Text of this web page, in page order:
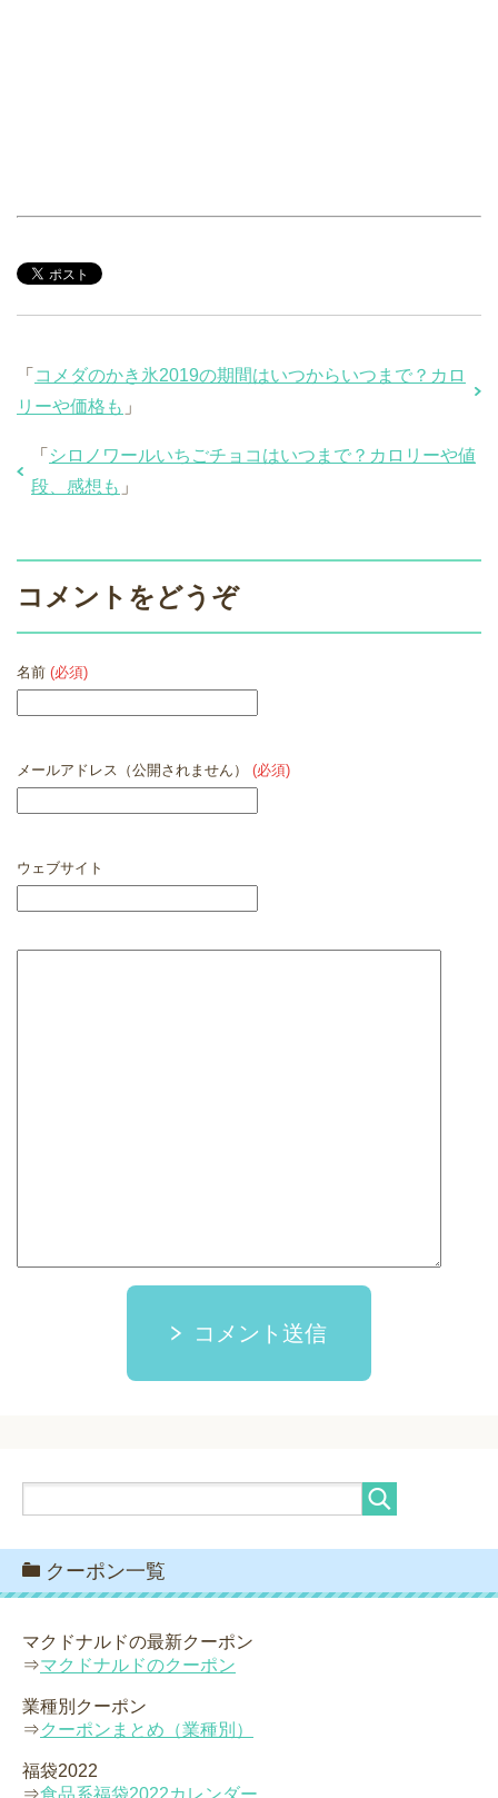
「 コメダのかき氷2019の期間はいつからいつまで？カロ
リーや価格も 」
「 シロノワールいちごチョコはいつまで？カロリーや値
段、感想も 」
コメントをどうぞ
名前 (必須)
メールアドレス（公開されません） (必須)
ウェブサイト
コメント送信
クーポン一覧
マクドナルドの最新クーポン
⇒マクドナルドのクーポン
業種別クーポン
⇒クーポンまとめ（業種別）
福袋2022